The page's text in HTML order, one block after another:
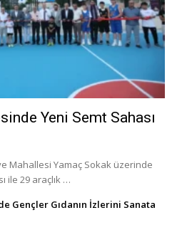
Yeni Semt Sahası
Mahallesi Yamaç Sokak üzerinde
ile 29 araçlık …
Gençler Gıdanın İzlerini Sanata